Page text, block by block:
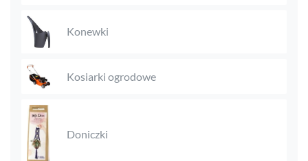
Konewki
Kosiarki ogrodowe
Doniczki